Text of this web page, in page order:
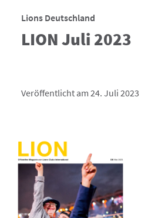
Lions Deutschland
LION Juli 2023
Veröffentlicht am 24. Juli 2023